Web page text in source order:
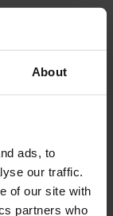
About
ads, to
our traffic.
of our site with
partners who